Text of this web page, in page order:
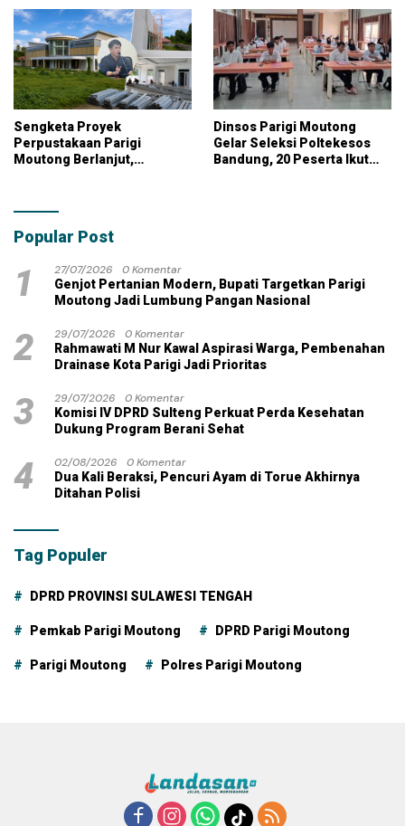
Sengketa Proyek
Perpustakaan Parigi
Moutong Berlanjut,
dengan Dana Pribadi
Dinsos Parigi Moutong
Gelar Seleksi Poltekesos
Bandung, 20 Peserta Ikut
Popular Post
1 27/07/2026
0 Komentar
Genjot Pertanian Modern, Bupati Targetkan Parigi
Moutong Jadi Lumbung Pangan Nasional
2 29/07/2026
0 Komentar
Rahmawati M Nur Kawal Aspirasi Warga, Pembenahan
Drainase Kota Parigi Jadi Prioritas
3 29/07/2026
0 Komentar
Komisi IV DPRD Sulteng Perkuat Perda Kesehatan
Dukung Program Berani Sehat
4 02/08/2026
0 Komentar
Dua Kali Beraksi, Pencuri Ayam di Torue Akhirnya
Ditahan Polisi
Tag Populer
DPRD PROVINSI SULAWESI TENGAH
Pemkab Parigi Moutong DPRD Parigi Moutong
Parigi Moutong Polres Parigi Moutong